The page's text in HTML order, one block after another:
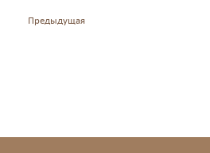
Предыдущая